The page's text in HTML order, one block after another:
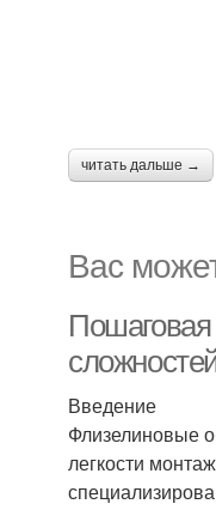
читать дальше →
Вас
Пошаговая
Введение
Флизелиновые
легкости